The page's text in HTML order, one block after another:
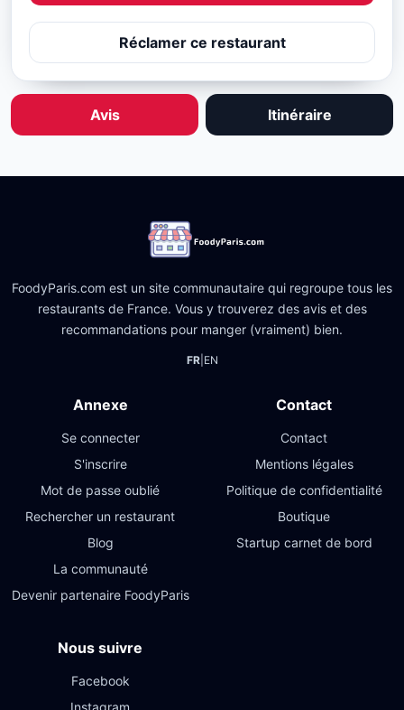
Réclamer ce restaurant
Avis Itinéraire
FoodyParis.com est un site communautaire qui regroupe tous les
restaurants de France. Vous y trouverez des avis et des
recommandations pour manger (vraiment) bien.
FR| EN
Annexe
Se connecter
S'inscrire
Mot de passe oublié
Rechercher un restaurant
Blog
La communauté
Devenir partenaire FoodyParis
Contact
Contact
Mentions légales
Politique de confidentialité
Boutique
Startup carnet de bord
Nous suivre
Facebook
Instagram